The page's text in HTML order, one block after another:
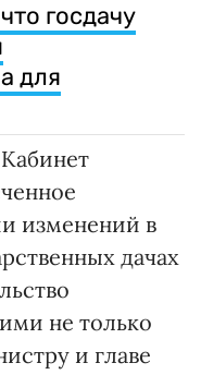
госдачу
для
изменений в
дачах
не только
и главе